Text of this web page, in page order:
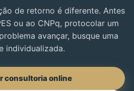
de retorno é diferente. Antes
ou ao CNPq, protocolar um
avançar, busque uma
individualizada.
consultoria online